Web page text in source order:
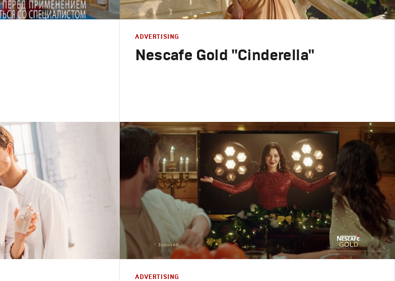
Nescafe Gold "Cinderella"
Advertising
, Продакшн
ADVERTISING
ADVERTISING